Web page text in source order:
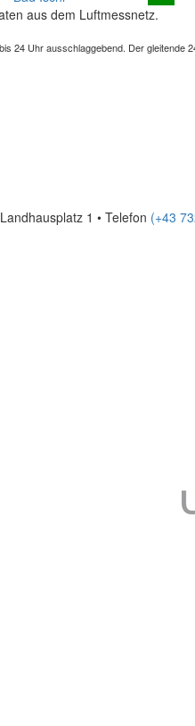
aus dem Luftmessnetz.
24 Uhr ausschlaggebend. Der gleitende
1 • Telefon (+43